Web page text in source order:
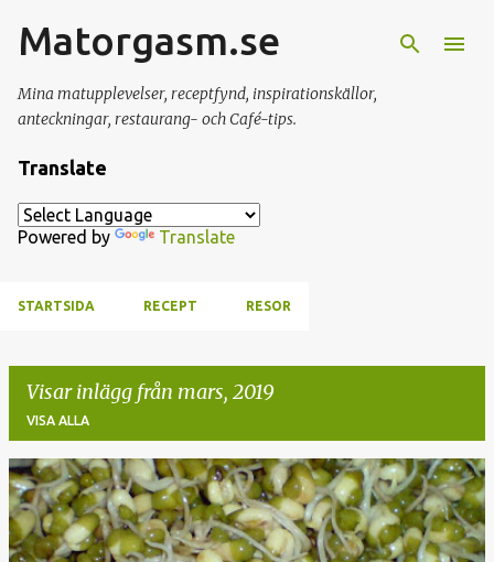
Matorgasm.se
Mina matupplevelser, receptfynd, inspirationskällor,
anteckningar, restaurang- och Café-tips.
Translate
Powered by Translate
STARTSIDA RECEPT RESOR
Visar inlägg från mars, 2019
VISA ALLA
n